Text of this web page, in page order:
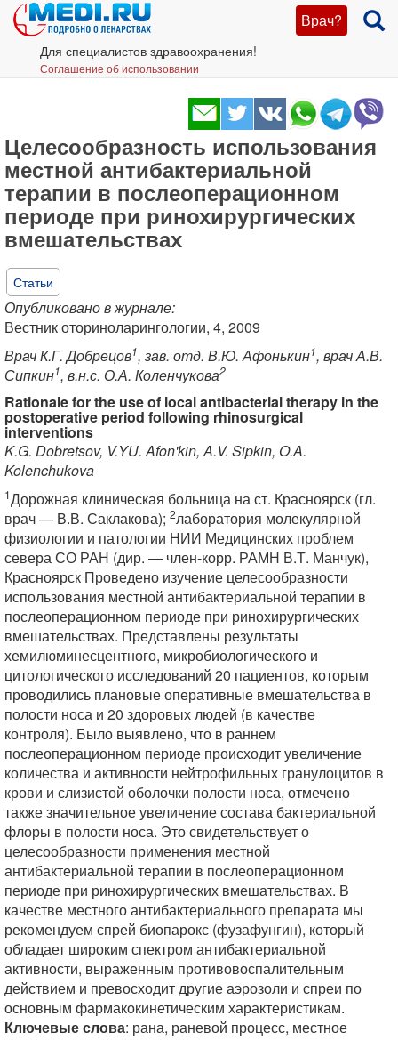
Врач?
Для специалистов здравоохранения!
Соглашение об использовании
Целесообразность использования
местной антибактериальной
терапии в послеоперационном
периоде при ринохирургических
вмешательствах
Статьи
Опубликовано в журнале:
Вестник оториноларингологии, 4, 2009
Врач К.Г. Добрецов1, зав. отд. В.Ю. Афонькин1, врач А.В.
Сипкин1, в.н.с. О.А. Коленчукова2
Rationale for the use of local antibacterial therapy in the
postoperative period following rhinosurgical
interventions
K.G. Dobretsov, V.YU. Afon'kin, A.V. Sipkin, O.A.
Kolenchukova
1Дорожная клиническая больница на ст. Красноярск (гл.
врач — В.В. Саклакова); 2лаборатория молекулярной
физиологии и патологии НИИ Медицинских проблем
севера СО РАН (дир. — член-корр. РАМН В.Т. Манчук),
Красноярск Проведено изучение целесообразности
использования местной антибактериальной терапии в
послеоперационном периоде при ринохирургических
вмешательствах. Представлены результаты
хемилюминесцентного, микробиологического и
цитологического исследований 20 пациентов, которым
проводились плановые оперативные вмешательства в
полости носа и 20 здоровых людей (в качестве
контроля). Было выявлено, что в раннем
послеоперационном периоде происходит увеличение
количества и активности нейтрофильных гранулоцитов в
крови и слизистой оболочки полости носа, отмечено
также значительное увеличение состава бактериальной
флоры в полости носа. Это свидетельствует о
целесообразности применения местной
антибактериальной терапии в послеоперационном
периоде при ринохирургических вмешательствах. В
качестве местного антибактериального препарата мы
рекомендуем спрей биопарокс (фузафунгин), который
обладает широким спектром антибактериальной
активности, выраженным противовоспалительным
действием и превосходит другие аэрозоли и спреи по
основным фармакокинетическим характеристикам.
Ключевые слова: рана, раневой процесс, местное